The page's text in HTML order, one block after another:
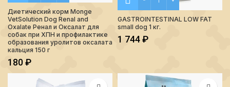
Диетический корм Monge
VetSolution Dog Renal and
Oxalate Ренал и Оксалат для
собак при ХПН и профилактике
образования уролитов оксалата
кальция 150 г
180₽
GASTROINTESTINAL LOW FAT
small dog 1 кг.
1 744₽